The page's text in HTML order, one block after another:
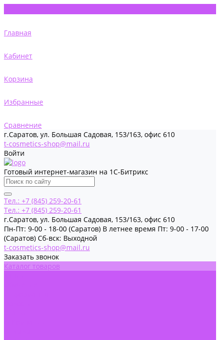
Главная
Кабинет
Корзина
Избранные
Сравнение
г.Саратов, ул. Большая Садовая, 153/163, офис 610
t-cosmetics-shop@mail.ru
Войти
Готовый интернет-магазин на 1С-Битрикс
Тел.: +7 (845) 259-20-61
Тел.: +7 (845) 259-20-61
г.Саратов, ул. Большая Садовая, 153/163, офис 610
Пн-Пт: 9-00 - 18-00 (Саратов) В летнее время Пт: 9-00 - 17-00
(Саратов) Сб-вск: Выходной
t-cosmetics-shop@mail.ru
Заказать звонок
Каталог товаров